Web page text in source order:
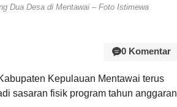
Dua Desa di Mentawai – Foto Istimewa
0 Komentar
Kepulauan Mentawai terus
sasaran fisik program tahun anggaran